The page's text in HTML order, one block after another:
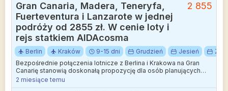
Gran Canaria, Madera, Teneryfa,
Fuerteventura i Lanzarote w jednej
podróży od 2855 zł. W cenie loty i
rejs statkiem AIDAcosma
2 855
Berlin Kraków 9-15 dni Grudzień Jesień
Bezpośrednie połączenia lotnicze z Berlina i Krakowa na Gran
Canarię stanowią doskonałą propozycję dla osób planujących
grudniowy wypoczynek w ciepłym klimacie.
2 miesiące temu